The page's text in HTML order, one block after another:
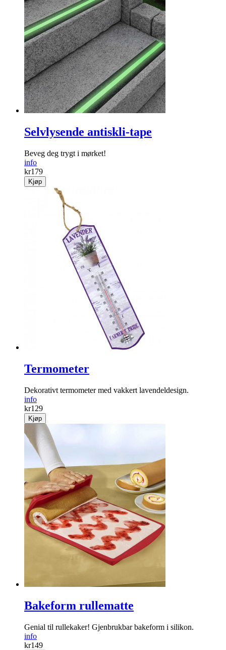
Selvlysende antiskli-tape
Beveg deg trygt i mørket!
info
kr179
Kjøp
Termometer
Dekorativt termometer med ­vakkert lavendeldesign.
info
kr129
Kjøp
Bakeform rullematte
Genial til rullekaker! Gjenbrukbar bakeform i silikon.
info
kr149